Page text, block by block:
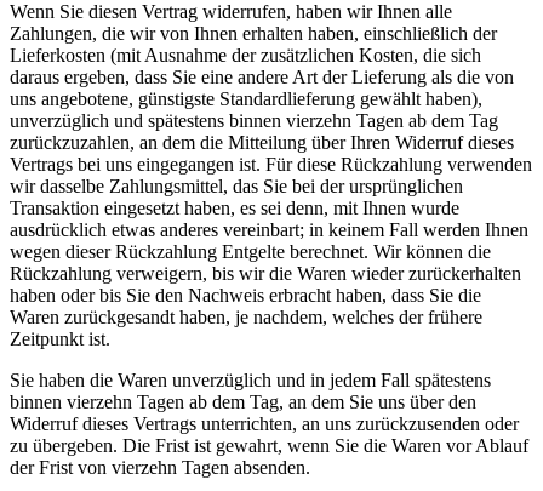
Wenn Sie diesen Vertrag widerrufen, haben wir Ihnen alle
Zahlungen, die wir von Ihnen erhalten haben, einschließlich der
Lieferkosten (mit Ausnahme der zusätzlichen Kosten, die sich
daraus ergeben, dass Sie eine andere Art der Lieferung als die von
uns angebotene, günstigste Standardlieferung gewählt haben),
unverzüglich und spätestens binnen vierzehn Tagen ab dem Tag
zurückzuzahlen, an dem die Mitteilung über Ihren Widerruf dieses
Vertrags bei uns eingegangen ist. Für diese Rückzahlung verwenden
wir dasselbe Zahlungsmittel, das Sie bei der ursprünglichen
Transaktion eingesetzt haben, es sei denn, mit Ihnen wurde
ausdrücklich etwas anderes vereinbart; in keinem Fall werden Ihnen
wegen dieser Rückzahlung Entgelte berechnet. Wir können die
Rückzahlung verweigern, bis wir die Waren wieder zurückerhalten
haben oder bis Sie den Nachweis erbracht haben, dass Sie die
Waren zurückgesandt haben, je nachdem, welches der frühere
Zeitpunkt ist.
Sie haben die Waren unverzüglich und in jedem Fall spätestens
binnen vierzehn Tagen ab dem Tag, an dem Sie uns über den
Widerruf dieses Vertrags unterrichten, an uns zurückzusenden oder
zu übergeben. Die Frist ist gewahrt, wenn Sie die Waren vor Ablauf
der Frist von vierzehn Tagen absenden.